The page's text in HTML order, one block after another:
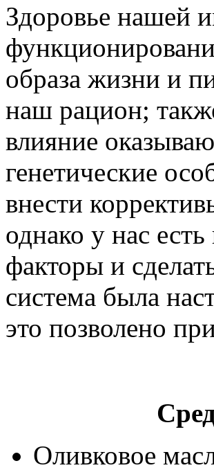
Здоровье нашей
образа жизни и
наш рацион;
влияние
генетические
внести
однако у нас
факторы и
система была
это позволено
Оливковое